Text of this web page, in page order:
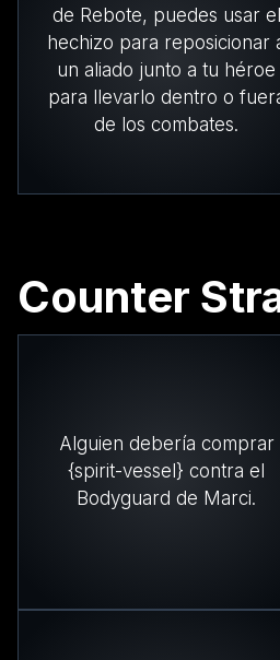
de Rebote, puedes usar el
hechizo para reposicionar
un aliado junto a tu héroe
para llevarlo dentro o
de los combates.
Counter
Alguien debería comprar
{spirit-vessel} contra el
Bodyguard de Marci.